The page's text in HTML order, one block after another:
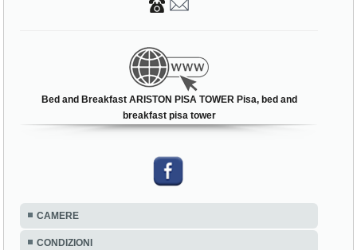
Bed and Breakfast ARISTON PISA TOWER Pisa, bed and
breakfast pisa tower
CAMERE
CONDIZIONI